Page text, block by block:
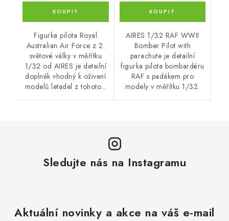
Figurka pilota Royal
Australian Air Force z 2.
světové války v měřítku
1/32 od AIRES je detailní
doplněk vhodný k oživení
modelů letadel z tohoto...
AIRES 1/32 RAF WWII
Bomber Pilot with
parachute je detailní
figurka pilota bombardéru
RAF s padákem pro
modely v měřítku 1/32.
Sledujte nás na Instagramu
Aktuální novinky a akce na váš e-mail